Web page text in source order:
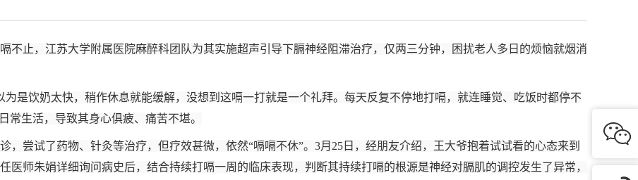
不止，江苏大学附属医院麻醉科团队为其实施超声引导下膈神经阻滞治疗，仅两三分钟，困扰老人多日的烦恼就烟消
是饮奶太快，稍作休息就能缓解，没想到这嗝一打就是一个礼拜。每天反复不停地打嗝，就连睡觉、吃饭时都停不
常生活，导致其身心俱疲、痛苦不堪。
，尝试了药物、针灸等治疗，但疗效甚微，依然“嗝嗝不休”。3月25日，经朋友介绍，王大爷抱着试试看的心态来到
医师朱娟详细询问病史后，结合持续打嗝一周的临床表现，判断其持续打嗝的根源是神经对膈肌的调控发生了异常，
